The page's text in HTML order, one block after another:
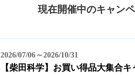
現在開催中のキャンペ
2026/07/06～2026/10/31
【柴田科学】お買い得品大集合